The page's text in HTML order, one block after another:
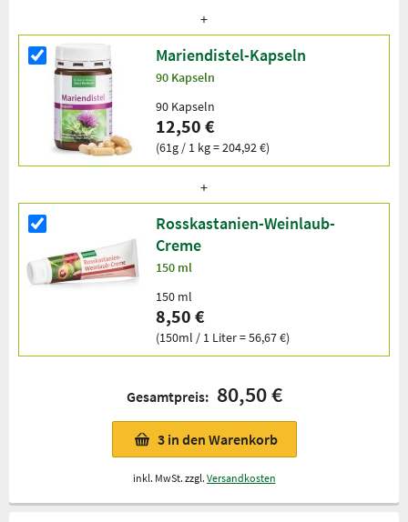
Mariendistel-Kapseln
90 Kapseln
90 Kapseln
12,50 €
(61g / 1 kg = 204,92 €)
Rosskastanien-Weinlaub-
Creme
150 ml
150 ml
8,50 €
(150ml / 1 Liter = 56,67 €)
Gesamtpreis: 80,50 €
3 in den Warenkorb
inkl. MwSt. zzgl. Versandkosten